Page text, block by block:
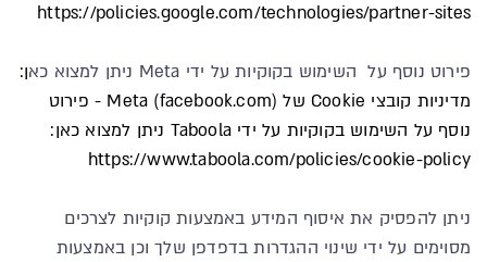
https://policies.google.com/technologies/partner-sites
פירוט נוסף על השימוש בקוקיות על ידי Meta ניתן למצוא כא
ן:
מדיניות קובצי Cookie של Meta (facebook.com)
- פירוט
נוסף על השימוש בקוקיות על ידי Taboola ניתן למצוא כאן:
https://www.taboola.com/policies/cookie-policy
ניתן להפסיק את איסוף המידע באמצעות קוקיות לצרכים
מסוימים על ידי שינוי ההגדרות בדפדפן שלך וכן באמצעות